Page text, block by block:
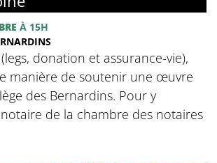
À 15H
donation et assurance-vie),
manière de soutenir une œuvre
des Bernardins. Pour y
de la chambre des notaires